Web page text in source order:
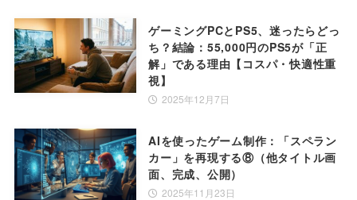
ゲーミングPCとPS5、迷ったらどっ
ち？結論：55,000円のPS5が「正
解」である理由【コスパ・快適性重
視】
2025年12月7日
AIを使ったゲーム制作：「スペラン
カー」を再現する⑧（他タイトル画
面、完成、公開）
2025年11月23日